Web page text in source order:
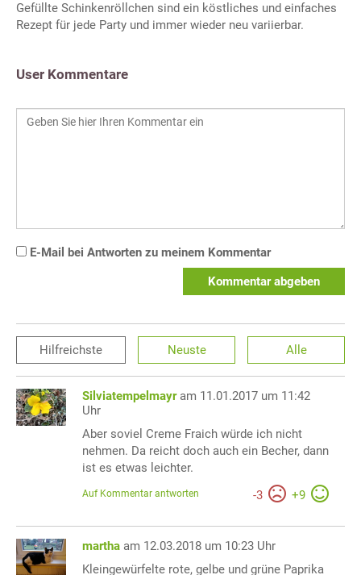
Gefüllte Schinkenröllchen sind ein köstliches und einfaches
Rezept für jede Party und immer wieder neu variierbar.
User Kommentare
E-Mail bei Antworten zu meinem Kommentar
Kommentar abgeben
Hilfreichste Neuste Alle
Silviatempelmayr am 11.01.2017 um 11:42
Uhr
Aber soviel Creme Fraich würde ich nicht
nehmen. Da reicht doch auch ein Becher, dann
ist es etwas leichter.
-3 +9
Auf Kommentar antworten
martha am 12.03.2018 um 10:23 Uhr
Kleingewürfelte rote, gelbe und grüne Paprika